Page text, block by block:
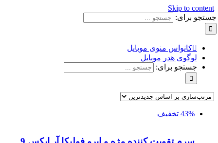
Skip to content
جستجو برای:
کانواس منوی موبایل
لوگوی هدر موبایل
جستجو برای:
43% تخفیف